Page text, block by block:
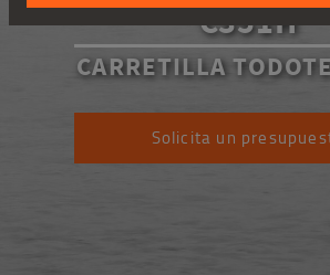
C351H
CARRETILLA
Solicita un